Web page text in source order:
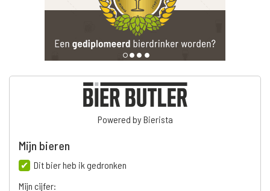
Powered by Bierista
Mijn bieren
Dit bier heb ik gedronken
Mijn cijfer: